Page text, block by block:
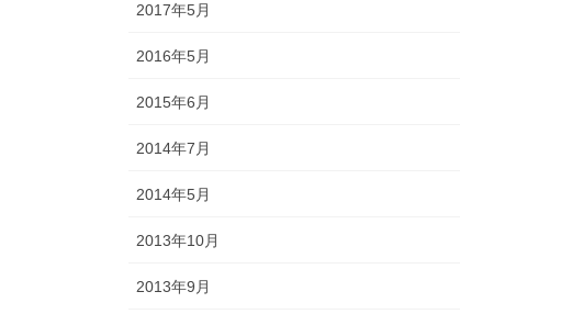
2017年5月
2016年5月
2015年6月
2014年7月
2014年5月
2013年10月
2013年9月